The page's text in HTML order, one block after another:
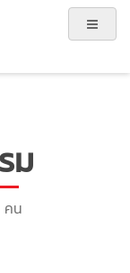
ม
คน